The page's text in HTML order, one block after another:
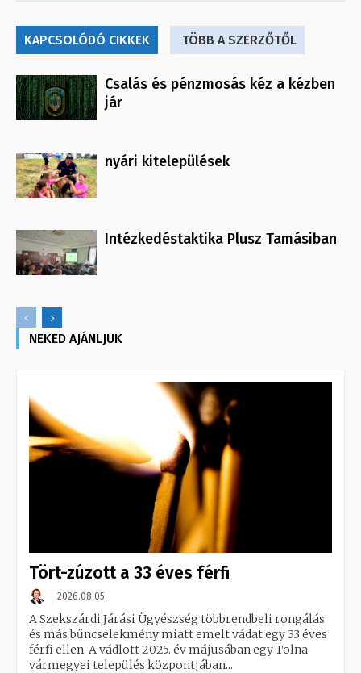
KAPCSOLÓDÓ CIKKEK TÖBB A SZERZŐTŐL
Csalás és pénzmosás kéz a kézben
jár
nyári kitelepülések
Intézkedéstaktika Plusz Tamásiban
NEKED AJÁNLJUK
Tört-zúzott a 33 éves férfi
2026.08.05.
A Szekszárdi Járási Ügyészség többrendbeli rongálás
és más bűncselekmény miatt emelt vádat egy 33 éves
férfi ellen. A vádlott 2025. év májusában egy Tolna
vármegyei település központjában...